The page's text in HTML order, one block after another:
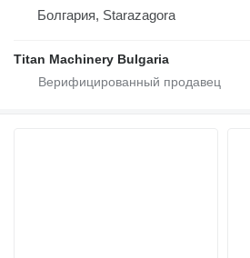
Болгария, Starazagora
Titan Machinery Bulgaria